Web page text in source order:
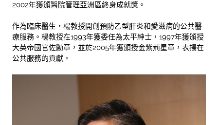
2002年獲頒醫院管理亞洲區終身成就獎。
作為臨床醫生，楊教授開創預防乙型肝炎和愛滋病的公共醫
療服務。楊教授在1993年獲委任為太平紳士，1997年獲頒授
大英帝國官佐勳章，並於2005年獲頒授金紫荊星章，表揚在
公共服務的貢獻。